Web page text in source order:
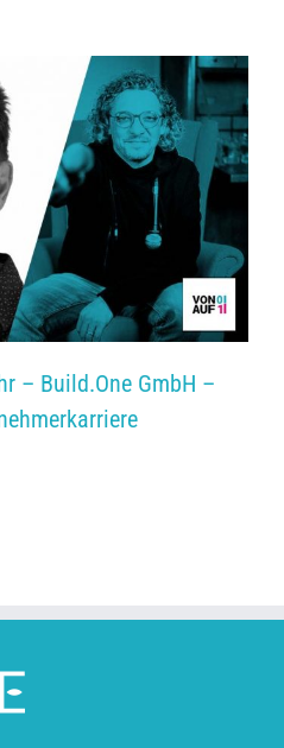
– Build.One GmbH –